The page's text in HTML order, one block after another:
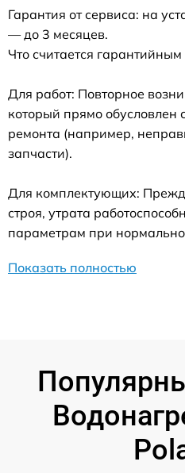
Гарантия от сервиса: на
— до 3 месяцев.
Что считается
Для работ: Повторное
который прямо обусловлен
ремонта (например,
запчасти).
Для комплектующих:
строя, утрата
параметрам при
Показать полностью